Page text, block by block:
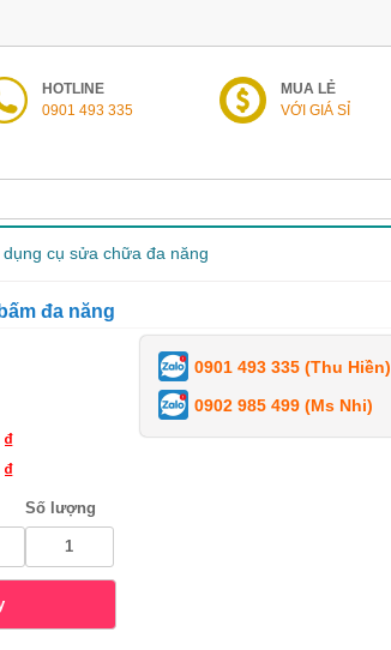
HOTLINE
0901 493 335
MUA LẺ
VỚI GIÁ SỈ
dụng cụ sửa chữa đa năng
đa năng
Số lượng
0901 493 335 (Thu Hiền)
0902 985 499 (Ms Nhi)